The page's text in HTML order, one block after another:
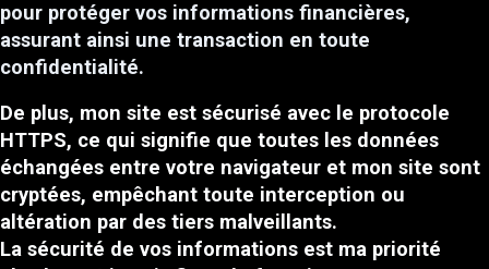
pour protéger vos informations financières,
assurant ainsi une transaction en toute
confidentialité.
De plus, mon site est sécurisé avec le protocole
HTTPS, ce qui signifie que toutes les données
échangées entre votre navigateur et mon site sont
cryptées, empêchant toute interception ou
altération par des tiers malveillants.
La sécurité de vos informations est ma priorité